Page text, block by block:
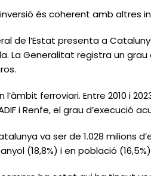
és coherent amb altres
de l’Estat presenta a
La Generalitat registra un
ferroviari. Entre 2010 i
i Renfe, el grau d’execució
va ser de 1.028 milions
(18,8%) i en població